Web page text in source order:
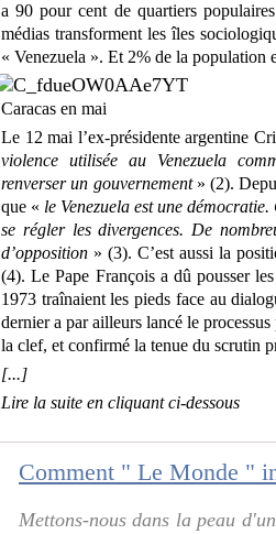
a 90 pour cent de quartiers
médias transforment les îles
« Venezuela ». Et 2% de la population
Caracas en mai
Le 12 mai l’ex-présidente argentine
violence utilisée au Venezuela
renverser un gouvernement » (2).
que « le Venezuela est une
se régler les divergences. De
d’opposition » (3). C’est aussi la
(4). Le Pape François a dû pousser
1973 traînaient les pieds face au
dernier a par ailleurs lancé le
la clef, et confirmé la tenue du scrutin
[...]
Lire la suite en cliquant ci-dessous
Mettons-nous dans la peau